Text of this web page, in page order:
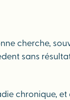
cherche,
sans
chronique,